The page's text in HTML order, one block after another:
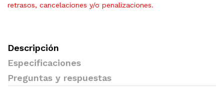
retrasos, cancelaciones y/o penalizaciones.
Descripción
Especificaciones
Preguntas y respuestas